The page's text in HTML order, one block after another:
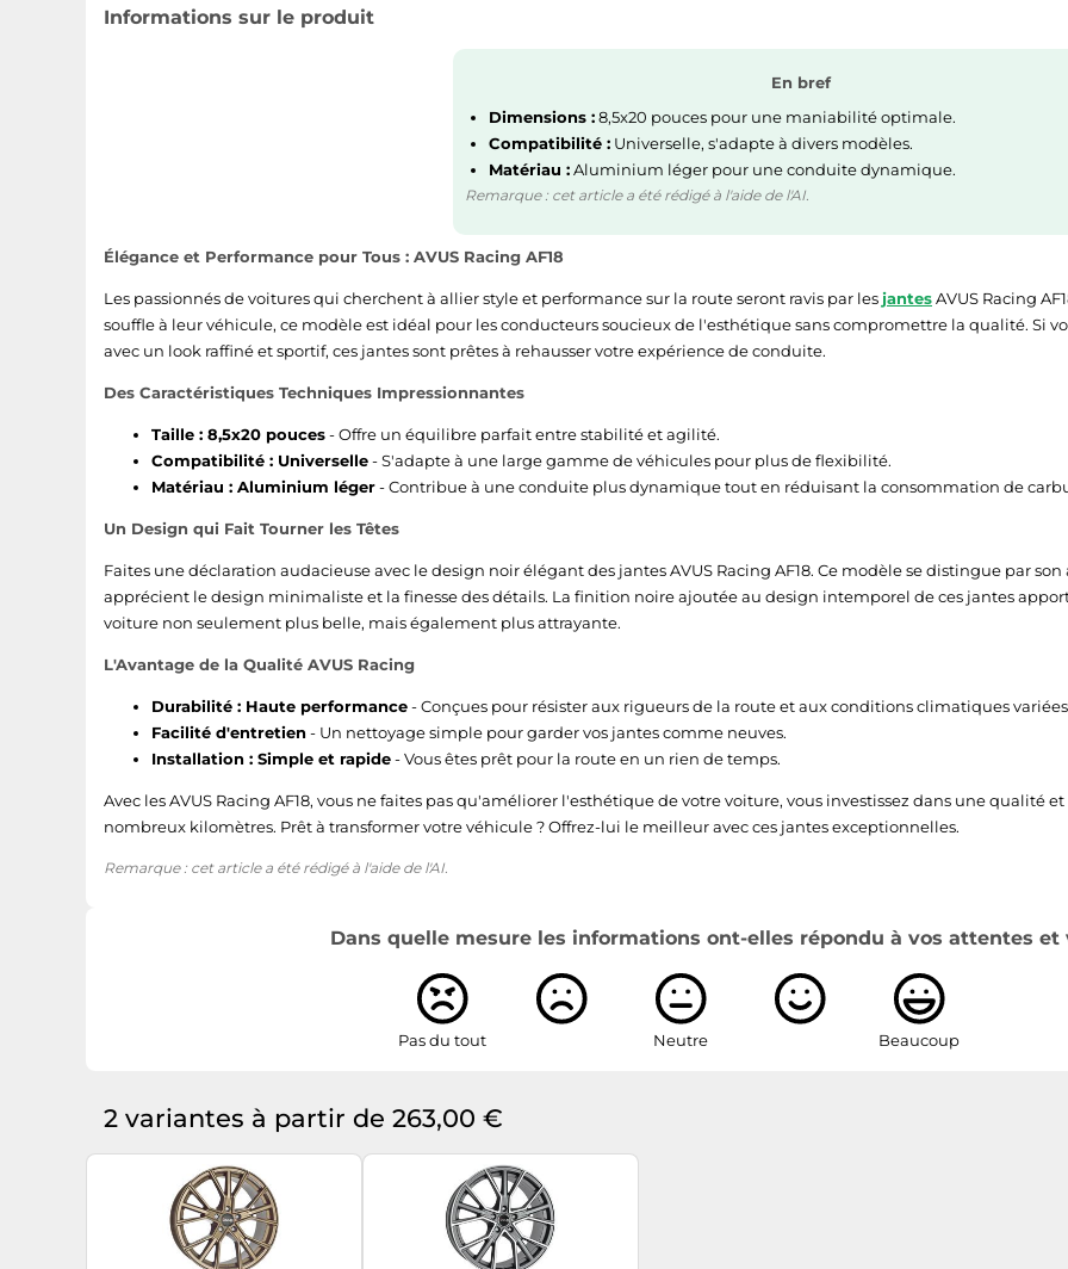
Informations sur le produit
En bref
Dimensions :8,5x20 pouces pour une maniabilité optimale.
Compatibilité :Universelle, s'adapte à divers modèles.
Matériau :Aluminium léger pour une conduite dynamique.
Remarque : cet article a été rédigé à l'aide de l'AI.
Élégance et Performance pour Tous : AVUS Racing AF18
Les passionnés de voitures qui cherchent à allier style et performance sur la route seront ravis par lesjantesAVUS Racing
souffle à leur véhicule, ce modèle est idéal pour les conducteurs soucieux de l'esthétique sans compromettre la qualité. Si
avec un look raffiné et sportif, ces jantes sont prêtes à rehausser votre expérience de conduite.
Des Caractéristiques Techniques Impressionnantes
Taille : 8,5x20 pouces- Offre un équilibre parfait entre stabilité et agilité.
Compatibilité : Universelle- S'adapte à une large gamme de véhicules pour plus de flexibilité.
Matériau : Aluminium léger- Contribue à une conduite plus dynamique tout en réduisant la consommation de
Un Design qui Fait Tourner les Têtes
Faites une déclaration audacieuse avec le design noir élégant des jantes AVUS Racing AF18. Ce modèle se distingue par
apprécient le design minimaliste et la finesse des détails. La finition noire ajoutée au design intemporel de ces jantes
voiture non seulement plus belle, mais également plus attrayante.
L'Avantage de la Qualité AVUS Racing
Durabilité : Haute performance- Conçues pour résister aux rigueurs de la route et aux conditions climatiques
Facilité d'entretien- Un nettoyage simple pour garder vos jantes comme neuves.
Installation : Simple et rapide- Vous êtes prêt pour la route en un rien de temps.
Avec les AVUS Racing AF18, vous ne faites pas qu'améliorer l'esthétique de votre voiture, vous investissez dans une
nombreux kilomètres. Prêt à transformer votre véhicule ? Offrez-lui le meilleur avec ces jantes exceptionnelles.
Remarque : cet article a été rédigé à l'aide de l'AI.
Dans quelle mesure les informations ont-elles répondu à vos attentes et
Pas du tout Neutre Beaucoup
2 variantes à partir de 263,00 €